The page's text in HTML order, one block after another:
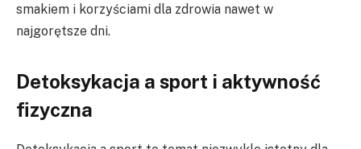
smakiem i korzyściami dla zdrowia nawet w
najgorętsze dni.
Detoksykacja a sport i aktywność
fizyczna